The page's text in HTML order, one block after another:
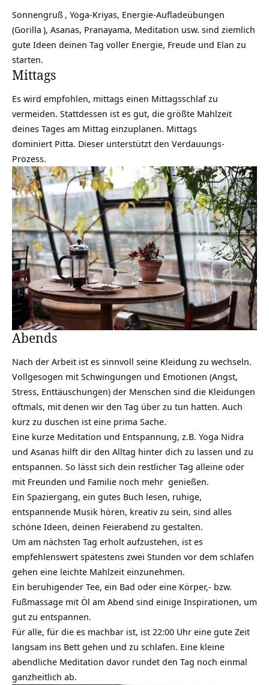
Sonnengruß , Yoga-Kriyas, Energie-Aufladeübungen
(Gorilla ), Asanas, Pranayama, Meditation usw. sind ziemlich
gute Ideen deinen Tag voller Energie, Freude und Elan zu
starten.
Mittags
Es wird empfohlen, mittags einen Mittagsschlaf zu
vermeiden. Stattdessen ist es gut, die größte Mahlzeit
deines Tages am Mittag einzuplanen. Mittags
dominiert Pitta. Dieser unterstützt den Verdauungs-
Prozess.
Abends
Nach der Arbeit ist es sinnvoll seine Kleidung zu wechseln.
Vollgesogen mit Schwingungen und Emotionen (Angst,
Stress, Enttäuschungen) der Menschen sind die Kleidungen
oftmals, mit denen wir den Tag über zu tun hatten. Auch
kurz zu duschen ist eine prima Sache.
Eine kurze Meditation und Entspannung, z.B. Yoga Nidra
und Asanas hilft dir den Alltag hinter dich zu lassen und zu
entspannen. So lässt sich dein restlicher Tag alleine oder
mit Freunden und Familie noch mehr genießen.
Ein Spaziergang, ein gutes Buch lesen, ruhige,
entspannende Musik hören, kreativ zu sein, sind alles
schöne Ideen, deinen Feierabend zu gestalten.
Um am nächsten Tag erholt aufzustehen, ist es
empfehlenswert spätestens zwei Stunden vor dem schlafen
gehen eine leichte Mahlzeit einzunehmen.
Ein beruhigender Tee, ein Bad oder eine Körper,- bzw.
Fußmassage mit Öl am Abend sind einige Inspirationen, um
gut zu entspannen.
Für alle, für die es machbar ist, ist 22:00 Uhr eine gute Zeit
langsam ins Bett gehen und zu schlafen. Eine kleine
abendliche Meditation davor rundet den Tag noch einmal
ganzheitlich ab.